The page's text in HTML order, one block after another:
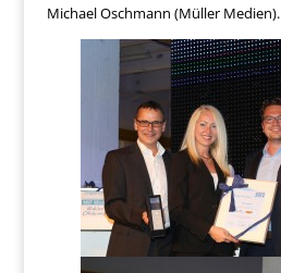
Michael Oschmann (Müller Medien).